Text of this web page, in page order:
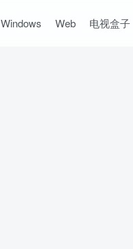
Windows Web 电视盒子